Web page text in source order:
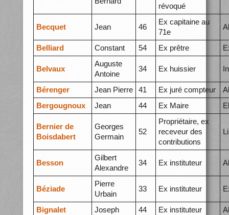
révoqué
Becquet Jean 46
Ex capitaine au
71e
Belliard Constant 54 Ex prêtre
Belvaux
Auguste
Antoine
34 Ex huissier
Bérenger Jean Pierre 41 Ex juré compteur
Bergougnoux
Jean 44 Ex Maire
Bernier de
Boisdabert
Georges
Germain
52
Propriétaire, ex
receveur des
contributions
Besson
Gilbert
Alexandre
34 Ex instituteur
Béziade
Pierre
Urbain
33 Ex instituteur
Bignalet Joseph 44 Ex instituteur